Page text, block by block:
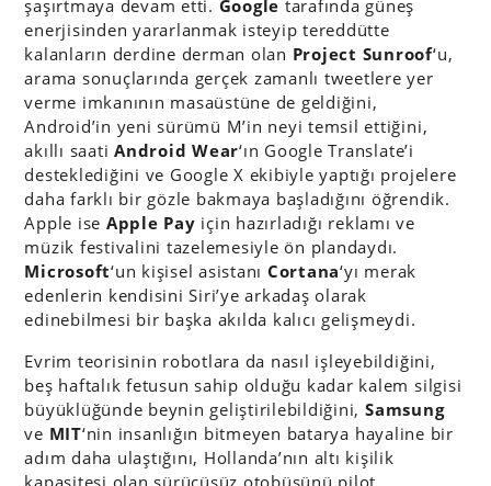
şaşırtmaya devam etti. Google tarafında güneş
enerjisinden yararlanmak isteyip tereddütte
kalanların derdine derman olan Project Sunroof‘u,
arama sonuçlarında gerçek zamanlı tweetlere yer
verme imkanının masaüstüne de geldiğini,
Android’in yeni sürümü M’in neyi temsil ettiğini,
akıllı saatiAndroid Wear‘ın Google Translate’i
desteklediğini ve Google X ekibiyle yaptığı projelere
daha farklı bir gözle bakmaya başladığını öğrendik.
Apple ise Apple Pay için hazırladığı reklamı ve
müzik festivalini tazelemesiyle ön plandaydı.
Microsoft‘un kişisel asistanı Cortana‘yı merak
edenlerin kendisini Siri’ye arkadaş olarak
edinebilmesi bir başka akılda kalıcı gelişmeydi.
Evrim teorisinin robotlara da nasıl işleyebildiğini,
beş haftalık fetusun sahip olduğu kadar kalem silgisi
büyüklüğünde beynin geliştirilebildiğini, Samsung
ve MIT‘nin insanlığın bitmeyen batarya hayaline bir
adım daha ulaştığını, Hollanda’nın altı kişilik
kapasitesi olan sürücüsüz otobüsünü pilot